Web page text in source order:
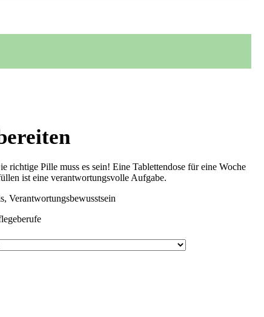
richtige Pille muss es sein! Eine Tablettendose für eine Woche
ist eine verantwortungsvolle Aufgabe.
Verantwortungsbewusstsein